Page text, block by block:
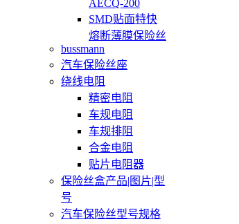
AECQ-200
SMD贴面特快
熔断薄膜保险丝
bussmann
汽车保险丝座
绕线电阻
精密电阻
车规电阻
车规排阻
合金电阻
贴片电阻器
保险丝盒产品|图片|型
号
汽车保险丝型号规格